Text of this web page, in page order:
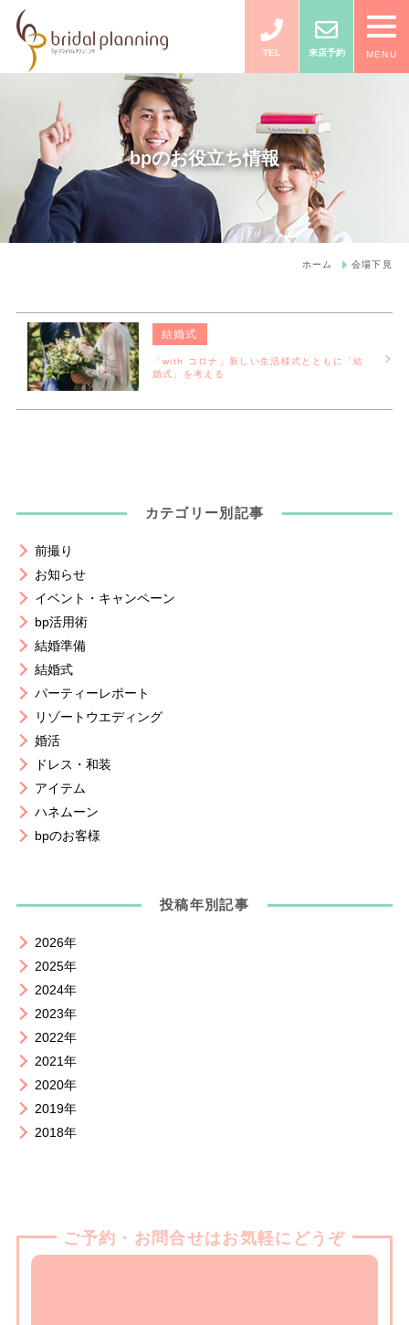
TEL 来店予約 MENU
bpのお役立ち情報
ホーム 会場下見
結婚式
「with コロナ」新しい生活様式とともに「結
婚式」を考える
カテゴリー別記事
前撮り
お知らせ
イベント・キャンペーン
bp活用術
結婚準備
結婚式
パーティーレポート
リゾートウエディング
婚活
ドレス・和装
アイテム
ハネムーン
bpのお客様
投稿年別記事
2026年
2025年
2024年
2023年
2022年
2021年
2020年
2019年
2018年
ご予約・お問合せはお気軽にどうぞ